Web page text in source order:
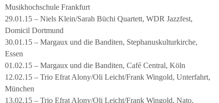
Musikhochschule Frankfurt
29.01.15 – Niels Klein/Sarah Büchi Quartett, WDR Jazzfest,
Domicil Dortmund
30.01.15 – Margaux und die Banditen, Stephanuskulturkirche,
Essen
01.02.15 – Margaux und die Banditen, Café Central, Köln
12.02.15 – Trio Efrat Alony/Oli Leicht/Frank Wingold, Unterfahrt,
München
13.02.15 – Trio Efrat Alony/Oli Leicht/Frank Wingold, Nato,